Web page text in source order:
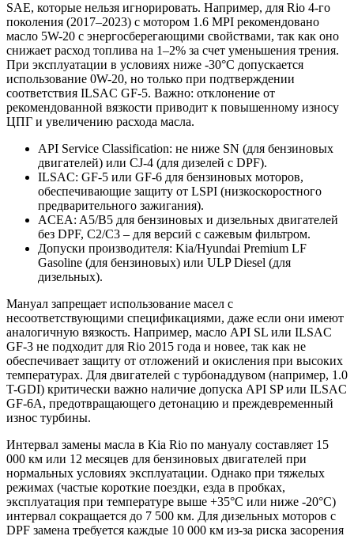
SAE, которые нельзя игнорировать. Например, для Rio 4-го
поколения (2017–2023) с мотором 1.6 MPI рекомендовано
масло 5W-20 с энергосберегающими свойствами, так как оно
снижает расход топлива на 1–2% за счет уменьшения трения.
При эксплуатации в условиях ниже -30°C допускается
использование 0W-20, но только при подтверждении
соответствия ILSAC GF-5. Важно: отклонение от
рекомендованной вязкости приводит к повышенному износу
ЦПГ и увеличению расхода масла.
API Service Classification: не ниже SN (для бензиновых
двигателей) или CJ-4 (для дизелей с DPF).
ILSAC: GF-5 или GF-6 для бензиновых моторов,
обеспечивающие защиту от LSPI (низкоскоростного
предварительного зажигания).
ACEA: A5/B5 для бензиновых и дизельных двигателей
без DPF, C2/C3 – для версий с сажевым фильтром.
Допуски производителя: Kia/Hyundai Premium LF
Gasoline (для бензиновых) или ULP Diesel (для
дизельных).
Мануал запрещает использование масел с
несоответствующими спецификациями, даже если они имеют
аналогичную вязкость. Например, масло API SL или ILSAC
GF-3 не подходит для Rio 2015 года и новее, так как не
обеспечивает защиту от отложений и окисления при высоких
температурах. Для двигателей с турбонаддувом (например, 1.0
T-GDI) критически важно наличие допуска API SP или ILSAC
GF-6A, предотвращающего детонацию и преждевременный
износ турбины.
Интервал замены масла в Kia Rio по мануалу составляет 15
000 км или 12 месяцев для бензиновых двигателей при
нормальных условиях эксплуатации. Однако при тяжелых
режимах (частые короткие поездки, езда в пробках,
эксплуатация при температуре выше +35°C или ниже -20°C)
интервал сокращается до 7 500 км. Для дизельных моторов с
DPF замена требуется каждые 10 000 км из-за риска засорения